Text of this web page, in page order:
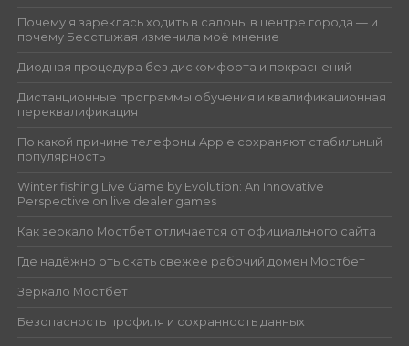
Почему я зареклась ходить в салоны в центре города — и
почему Бесстыжая изменила моё мнение
Диодная процедура без дискомфорта и покраснений
Дистанционные программы обучения и квалификационная
переквалификация
По какой причине телефоны Apple сохраняют стабильный
популярность
Winter fishing Live Game by Evolution: An Innovative
Perspective on live dealer games
Как зеркало Мостбет отличается от официального сайта
Где надёжно отыскать свежее рабочий домен Мостбет
Зеркало Мостбет
Безопасность профиля и сохранность данных